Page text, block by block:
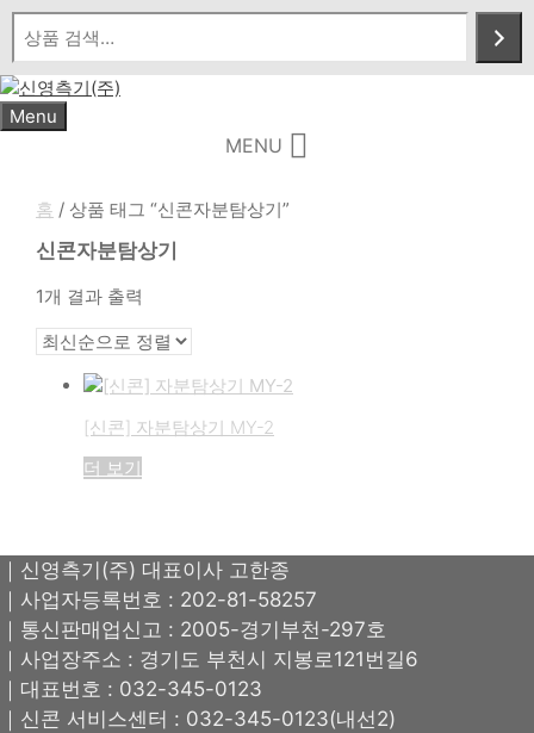
Skip
content
Menu
MENU
홈 / 상품 태그 “신콘자분탐상기”
신콘자분탐상기
1개 결과 출력
[신콘] 자분탐상기 MY-2
더 보기
｜신영측기(주) 대표이사 고한종
｜사업자등록번호 : 202-81-58257
｜통신판매업신고 : 2005-경기부천-297호
｜사업장주소 : 경기도 부천시 지봉로121번길6
｜대표번호 : 032-345-0123
｜신콘 서비스센터 : 032-345-0123(내선2)